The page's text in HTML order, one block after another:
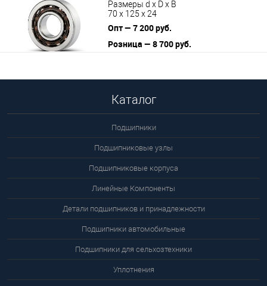
Размеры d x D x B
70 x 125 x 24
Опт — 7 200 руб.
Розница — 8 700 руб.
Каталог
Подшипники
Подшипниковые узлы
Подшипниковые корпуса
Линейные Компоненты
Детали подшипников и принадлежности
Подшипники автомобильные
Подшипники для сельхозтехники
Уплотнения